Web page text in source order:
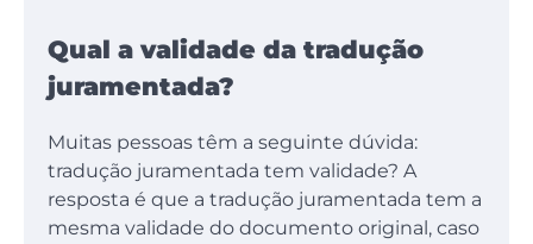
Qual a validade da tradução
juramentada?
Muitas pessoas têm a seguinte dúvida:
tradução juramentada tem validade? A
resposta é que a tradução juramentada tem a
mesma validade do documento original, caso